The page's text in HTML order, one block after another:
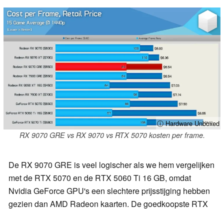
ⓘ Hardware Unboxed
RX 9070 GRE vs RX 9070 vs RTX 5070 kosten per frame.
De RX 9070 GRE is veel logischer als we hem vergelijken
met de RTX 5070 en de RTX 5060 Ti 16 GB, omdat
Nvidia GeForce GPU's een slechtere prijsstijging hebben
gezien dan AMD Radeon kaarten. De goedkoopste RTX